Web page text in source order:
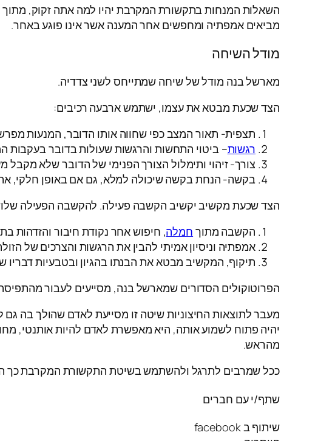
השאלות המנחות בתקשורת המקרבת יהיו למה אתה זקוק,
מביאים אמפתיה ומחפשים אחר המענה אשר אינו פוגע באחר.
מודל השיחה
מארשל בנה מודל של שיחה שמתייחס לשני צדדיה.
הצד שכעת מבטא את עצמו, ישתמש ארבעה רכיבים:
תצפית- תאור המצב כפי שחווה אותו הדובר, המנעות
רגשות– ביטוי התחשות והרגשות שעולות בדובר
צורך- זיהוי ותימלול הצורך הפנימי של הדובר שלא מקבל
בקשה- הנחת בקשה שיכולה למלא, גם אם באופן חלקי,
הצד שכעת מקשיב יקשיב הקשבה פעילה. להקשבה הפעילה
הקשבה מתוך חמלה, חיפוש אחר נקודת חיבור והזדהות
אמפתיה וניסיון אמיתי להבין את הרגשות והצרכים של
תיקוף, המקשיב מבטא את הבנתו בהגיון ובטבעיות דבריו
הפרוטוקולים הסדורים שמארשל בנה, מסייעים לעבור
מעבר לתוצאות החיצוניות שיטה זו מסייעת לאדם שהולך בה גם
יהיה פתוח לשמוע אותה, היא מאפשרת לאדם להיות אותנטי,
מהראש.
ככל שמרבים לתרגל ולהשתמש בשיטת התקשורת המקרבת כך
שתף/י עם חברים
שיתוף ב facebook